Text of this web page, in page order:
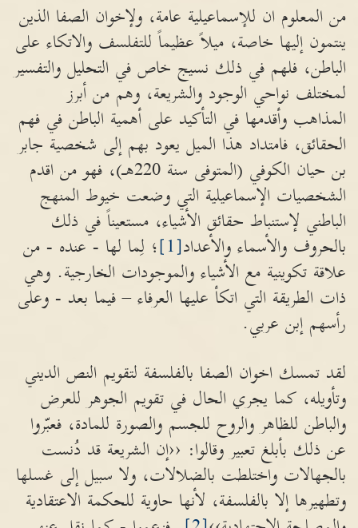
من المعلوم ان للإسماعيلية عامة، ولإخوان الصفا الذين
ينتمون إليها خاصة، ميلاً عظيماً للتفلسف والاتكاء على
الباطن، فلهم في ذلك نسيج خاص في التحليل والتفسير
لمختلف نواحي الوجود والشريعة، وهم من أبرز
المذاهب وأقدمها في التأكيد على أهمية الباطن في فهم
الحقائق، فامتداد هذا الميل يعود بهم إلى شخصية جابر
بن حيان الكوفي (المتوفى سنة 220هـ)، فهو من اقدم
الشخصيات الإسماعيلية التي وضعت خيوط المنهج
الباطني لإستنباط حقائق الأشياء، مستعيناً في ذلك
بالحروف والأسماء والأعداد[1]
؛ لِما لها - عنده - من
علاقة تكوينية مع الأشياء والموجودات الخارجية. وهي
ذات الطريقة التي اتكأ عليها العرفاء – فيما بعد - وعلى
رأسهم إبن عربي.
لقد تمسك اخوان الصفا بالفلسفة لتقويم النص الديني
وتأويله، كما يجري الحال في تقويم الجوهر للعرض
والباطن للظاهر والروح للجسم والصورة للمادة، فعبّروا
عن ذلك بأبلغ تعبير وقالوا: ‹‹إن الشريعة قد دُنست
بالجهالات واختلطت بالضلالات، ولا سبيل إلى غسلها
وتطهيرها إلا بالفلسفة، لأنها حاوية للحكمة الاعتقادية